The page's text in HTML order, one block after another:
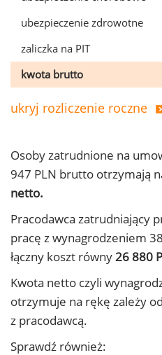
ubezpieczenie zdrowotne
zaliczka na PIT
kwota brutto
ukryj rozliczenie roczne
Osoby zatrudnione na
947 PLN brutto otrzymają
netto.
Pracodawca zatrudniający
pracę z wynagrodzeniem
łączny koszt równy26 880
Kwota netto czyli
otrzymuje na rękę zależy
z pracodawcą.
Sprawdź również: